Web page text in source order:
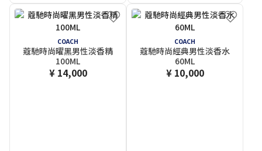
COACH
蔻馳時尚曜黑男性淡香精
100ML
¥ 14,000
COACH
蔻馳時尚經典男性淡香水
60ML
¥ 10,000